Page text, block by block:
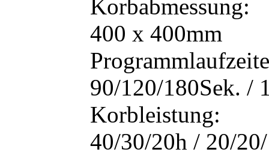
Korbabmessung:
400 x 400mm
90/120/180Sek. /
Korbleistung:
40/30/20h / 20/